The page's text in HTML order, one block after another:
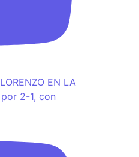
EN LA
2-1, con